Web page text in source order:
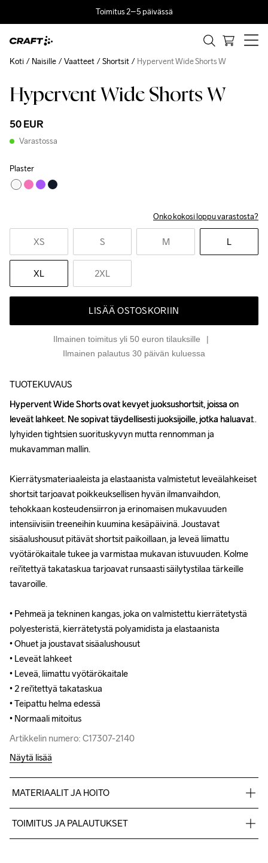
Toimitus 2–5 päivässä
Hypervent Wide Shorts W
50 EUR
Varastossa
Plaster
Onko kokosi loppu varastosta?
XS S M L
XL 2XL
LISÄÄ OSTOSKORIIN
Ilmainen toimitus yli 50 euron tilauksille
Ilmainen palautus 30 päivän kuluessa
Koti Naisille Vaatteet Shortsit Hypervent Wide Shorts W
TUOTEKUVAUS
Hypervent Wide Shorts ovat kevyet juoksushortsit, joissa on
leveät lahkeet. Ne sopivat täydellisesti juoksijoille, jotka haluavat
lyhyiden tightsien suorituskyvyn mutta rennomman ja
mukavamman mallin.
Kierrätysmateriaaleista ja elastaanista valmistetut leveälahkeiset
shortsit tarjoavat poikkeuksellisen hyvän ilmanvaihdon,
tehokkaan kosteudensiirron ja erinomaisen mukavuuden
intensiivisiin treeneihin kuumina kesäpäivinä. Joustavat
sisäalushousut pitävät shortsit paikoillaan, ja leveä liimattu
vyötärökaitale tukee ja varmistaa mukavan istuvuuden. Kolme
rei'itettyä takataskua tarjoavat runsaasti säilytystilaa tärkeille
tavaroille.
• Pehmeä ja tekninen kangas, joka on valmistettu kierrätetystä
polyesteristä, kierrätetystä polyamidista ja elastaanista
• Ohuet ja joustavat sisäalushousut
• Leveät lahkeet
• Leveä, liimattu vyötärökaitale
• 2 rei'itettyä takataskua
• Teipattu helma edessä
• Normaali mitoitus
Artikkelin numero: C17307-2140
Hypervent Wide Shorts ovat kevyet juoksushortsit, joissa on
leveät lahkeet. Ne sopivat täydellisesti juoksijoille, jotka haluavat
lyhyiden tightsien suorituskyvyn mutta rennomman ja
mukavamman mallin.
Kierrätysmateriaaleista ja elastaanista valmistetut leveälahkeiset
shortsit tarjoavat poikkeuksellisen hyvän ilmanvaihdon,
tehokkaan kosteudensiirron ja erinomaisen mukavuuden
intensiivisiin treeneihin kuumina kesäpäivinä. Joustavat
sisäalushousut pitävät shortsit paikoillaan, ja leveä liimattu
vyötärökaitale tukee ja varmistaa mukavan istuvuuden. Kolme
rei'itettyä takataskua tarjoavat runsaasti säilytystilaa tärkeille
tavaroille.
• Pehmeä ja tekninen kangas, joka on valmistettu kierrätetystä
polyesteristä, kierrätetystä polyamidista ja elastaanista
• Ohuet ja joustavat sisäalushousut
• Leveät lahkeet
• Leveä, liimattu vyötärökaitale
• 2 rei'itettyä takataskua
• Teipattu helma edessä
• Normaali mitoitus
Artikkelin numero: C17307-2140
Näytä lisää
MATERIAALIT JA HOITO
70% polyamide recyclé, 30% élasthanne.
TOIMITUS JA PALAUTUKSET